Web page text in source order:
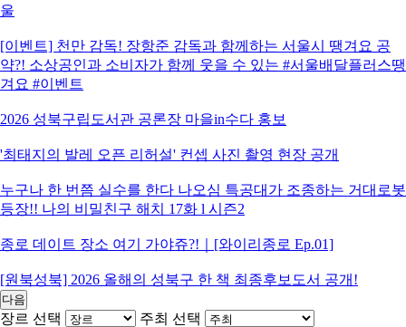
울
[이벤트] 천만 감독! 장항준 감독과 함께하는 서울시 땡겨요 공
약?! 소상공인과 소비자가 함께 웃을 수 있는 #서울배달플러스땡
겨요 #이벤트
2026 성북구립도서관 공론장 마을in수다 홍보
'최태지의 발레 오픈 리허설' 컨셉 사진 촬영 현장 공개
누구나 한 번쯤 실수를 한다 나오심 특공대가 조종하는 거대로봇
등장!! 나의 비밀친구 해치 17화 l 시즌2
종로 데이트 장소 여기 가야쥬?!｜[와이리종로 Ep.01]
[원북성북] 2026 올해의 성북구 한 책 최종후보도서 공개!
다음
장르 선택 주최 선택